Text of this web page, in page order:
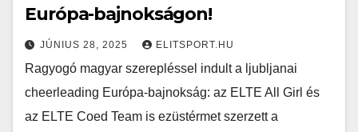
Európa-bajnokságon!
JÚNIUS 28, 2025 ELITSPORT.HU
Ragyogó magyar szerepléssel indult a ljubljanai
cheerleading Európa-bajnokság: az ELTE All Girl és
az ELTE Coed Team is ezüstérmet szerzett a